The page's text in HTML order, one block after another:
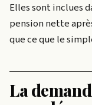
Elles sont inclues
pension nette
que ce que le
La